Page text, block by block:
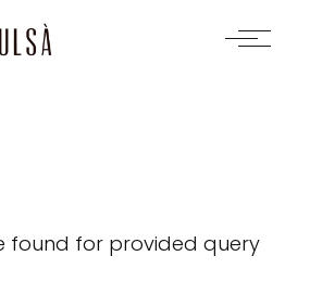
found for provided query